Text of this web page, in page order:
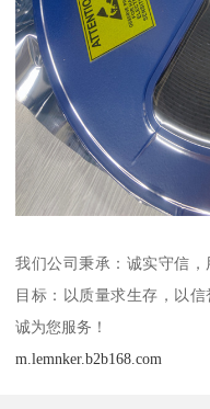
我们公司秉承：诚实守信
目标：以质量求生存，以
诚为您服务！
m.lemnker.b2b168.com